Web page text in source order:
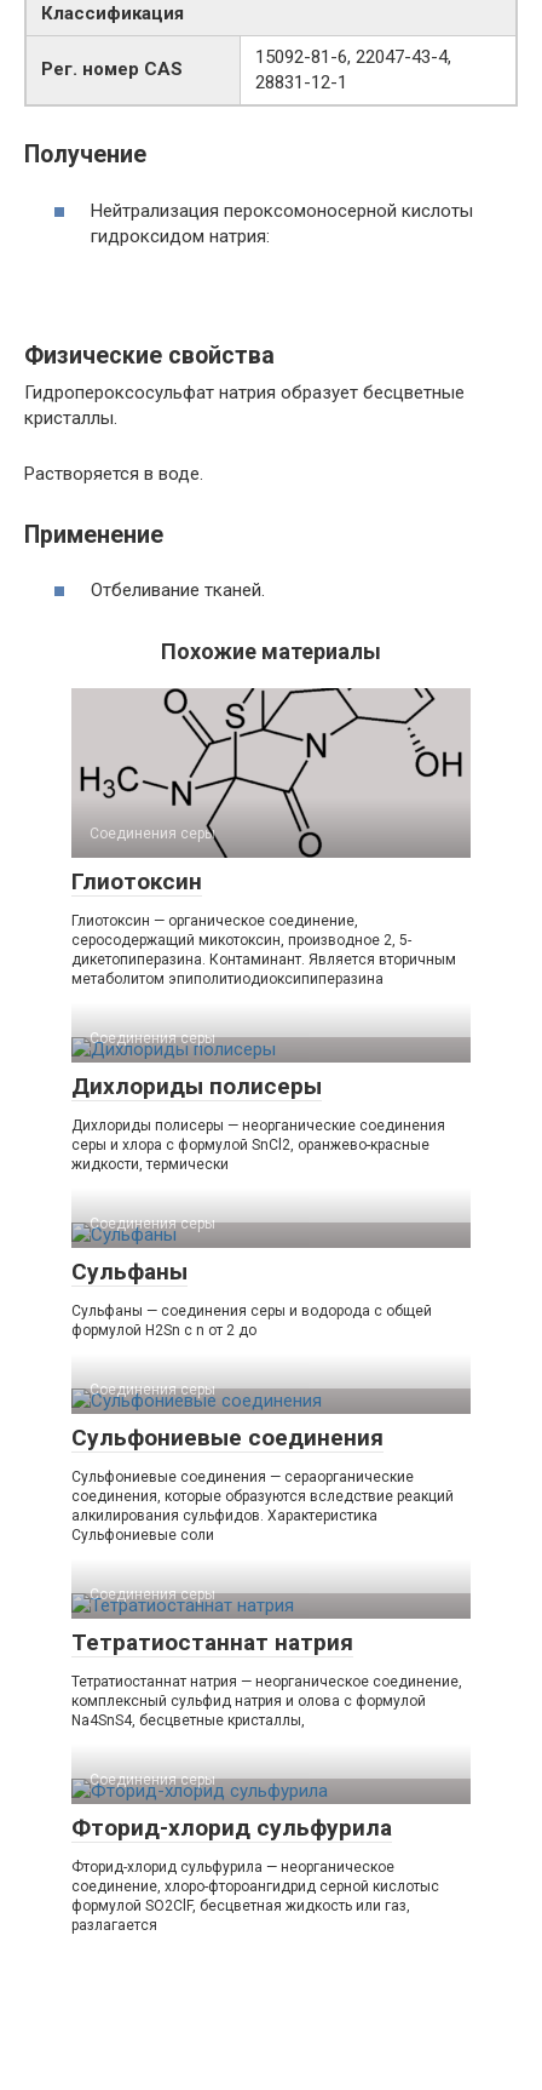
Классификация
Рег. номер CAS
15092-81-6, 22047-43-4,
28831-12-1
Получение
Нейтрализация пероксомоносерной кислоты
гидроксидом натрия:
Физические свойства
Гидропероксосульфат натрия образует бесцветные
кристаллы.
Растворяется в воде.
Применение
Отбеливание тканей.
Похожие материалы
Соединения серы‎
Глиотоксин
Глиотоксин — органическое соединение,
серосодержащий микотоксин, производное 2, 5-
дикетопиперазина. Контаминант. Является вторичным
метаболитом эпиполитиодиоксипиперазина
Соединения серы‎
Дихлориды полисеры
Дихлориды полисеры — неорганические соединения
серы и хлора с формулой SnСl2, оранжево-красные
жидкости, термически
Соединения серы‎
Сульфаны
Сульфаны — соединения серы и водорода с общей
формулой H2Sn с n от 2 до
Соединения серы‎
Сульфониевые соединения
Сульфониевые соединения — сераорганические
соединения, которые образуются вследствие реакций
алкилирования сульфидов. Характеристика
Сульфониевые соли
Соединения серы‎
Тетратиостаннат натрия
Тетратиостаннат натрия — неорганическое соединение,
комплексный сульфид натрия и олова с формулой
Na4SnS4, бесцветные кристаллы,
Соединения серы‎
Фторид-хлорид сульфурила
Фторид-хлорид сульфурила — неорганическое
соединение, хлоро-фтороангидрид серной кислотыс
формулой SO2ClF, бесцветная жидкость или газ,
разлагается